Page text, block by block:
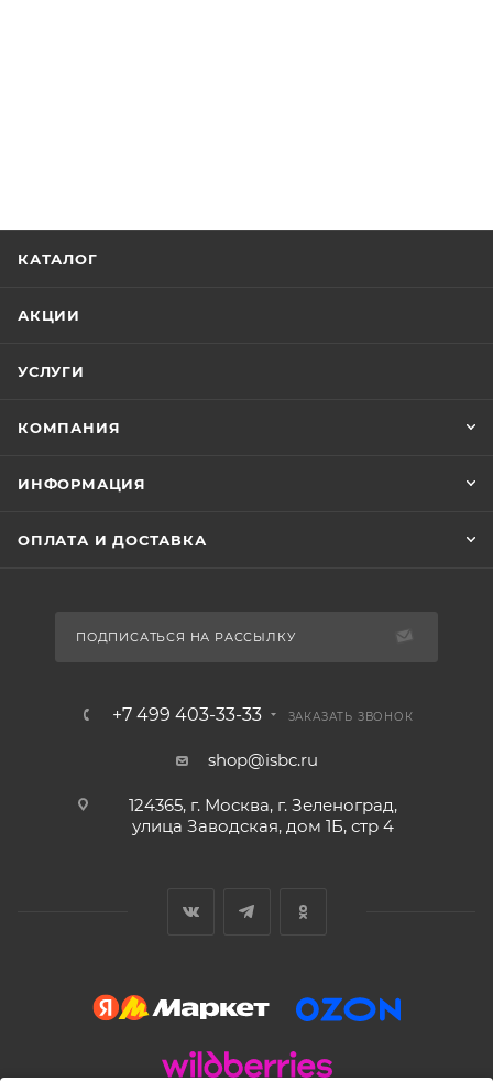
КАТАЛОГ
АКЦИИ
УСЛУГИ
КОМПАНИЯ
ИНФОРМАЦИЯ
ОПЛАТА И ДОСТАВКА
ПОДПИСАТЬСЯ НА РАССЫЛКУ
+7 499 403-33-33 ЗАКАЗАТЬ ЗВОНОК
shop@isbc.ru
124365, г. Москва, г. Зеленоград,
улица Заводская, дом 1Б, стр 4